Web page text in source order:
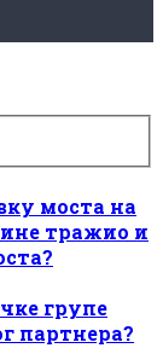
моста на
тражио и
групе
партнера?